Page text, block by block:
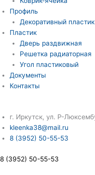
Профиль
Декоративный пластик
Пластик
Дверь раздвижная
Решетка радиаторная
Угол пластиковый
Документы
Контакты
г. Иркутск, ул. Р-
kleenka38@mail.ru
8 (3952) 50-55-53
8 (3952) 50-55-53